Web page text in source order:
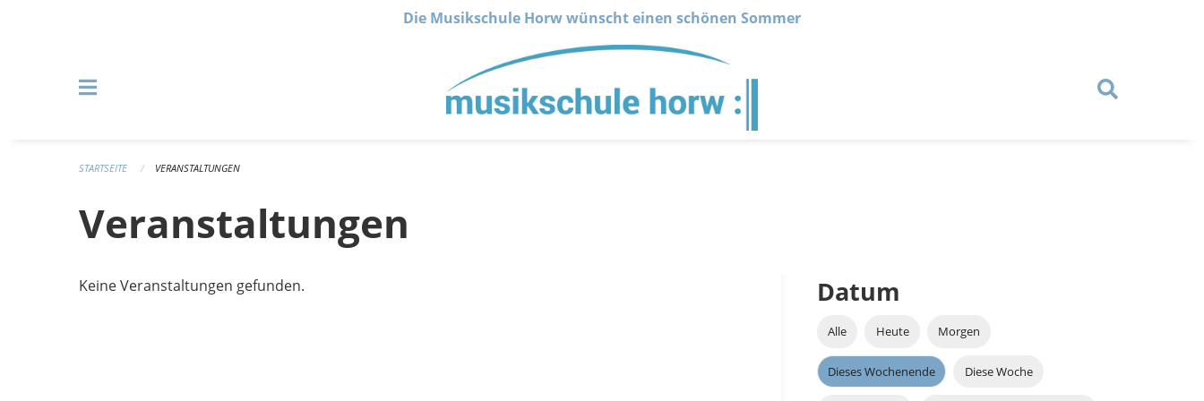
Die Musikschule Horw wünscht einen schönen Sommer
STARTSEITE VERANSTALTUNGEN
Veranstaltungen
Keine Veranstaltungen gefunden. Datum
Alle Heute Morgen
Dieses Wochenende Diese Woche